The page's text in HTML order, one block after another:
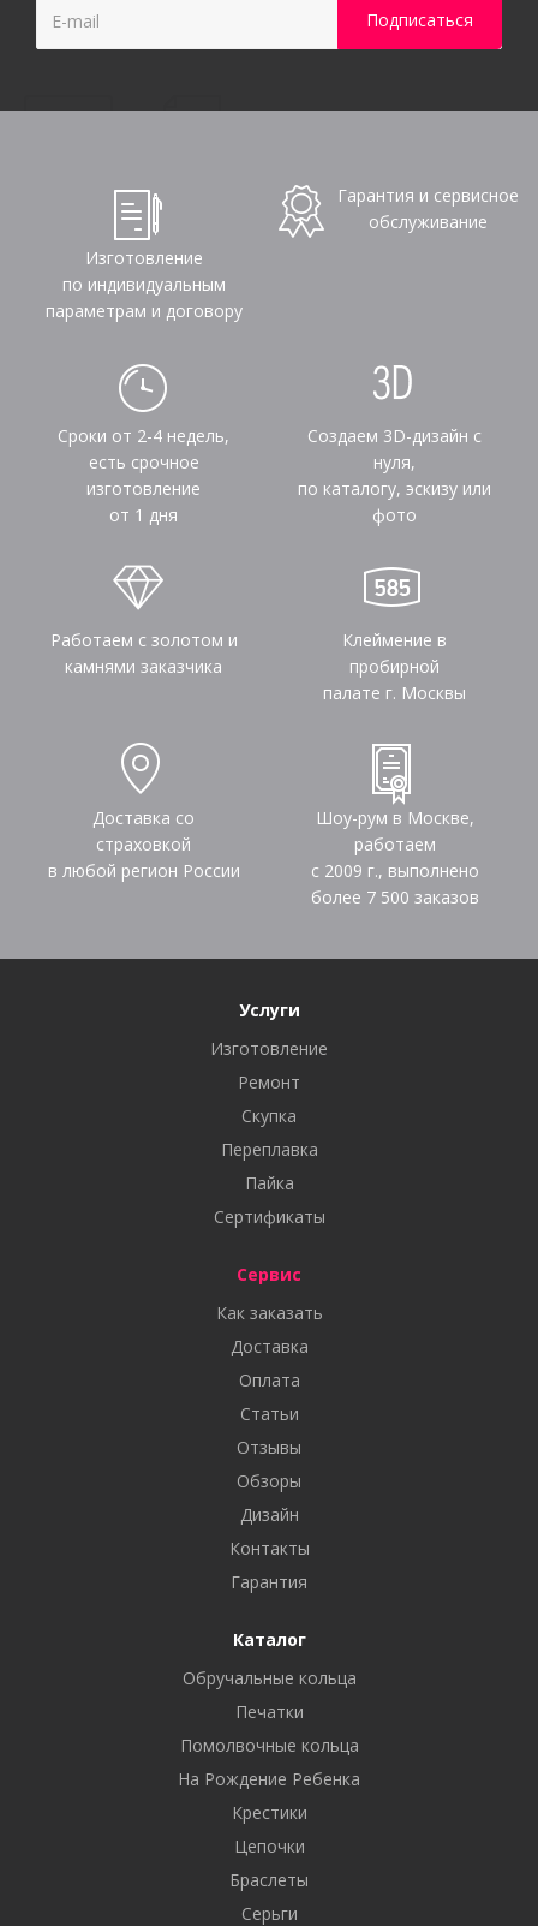
Изготовление
по индивидуальным
параметрам и договору
Гарантия и сервисное
обслуживание
Сроки от 2-4 недель,
есть срочное
изготовление
от 1 дня
Создаем 3D-дизайн с
нуля,
по каталогу, эскизу или
фото
Работаем с золотом и
камнями заказчика
Клеймение в
пробирной
палате г. Москвы
Доставка со
страховкой
в любой регион России
Шоу-рум в Москве,
работаем
с 2009 г., выполнено
более 7 500 заказов
Услуги
Изготовление
Ремонт
Скупка
Переплавка
Пайка
Сертификаты
Сервис
Как заказать
Доставка
Оплата
Статьи
Отзывы
Обзоры
Дизайн
Контакты
Гарантия
Каталог
Обручальные кольца
Печатки
Помолвочные кольца
На Рождение Ребенка
Крестики
Цепочки
Браслеты
Серьги